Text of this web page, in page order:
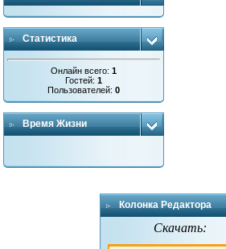
Статистика
Онлайн всего:1
Гостей:1
Пользователей:0
Время Жизни
Колонка Редактора
Скачать: